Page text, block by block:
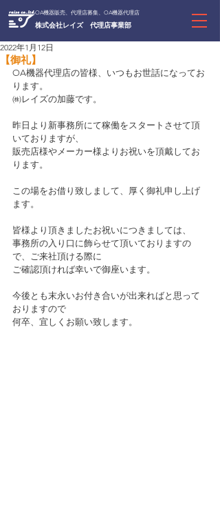
OA機器販売、代理店募集、OA機器代理店
株式会社レイズ 代理店事業部
【御礼】
2022年1月12日
OA機器代理店の皆様、いつもお世話になってお
ります。
㈱レイズの加藤です。
昨日より新事務所にて稼働をスタートさせて頂
いておりますが、
販売店様やメーカー様よりお祝いを頂戴してお
ります。
この場をお借り致しまして、厚く御礼申し上げ
ます。
皆様より頂きましたお祝いにつきましては、
事務所の入り口に飾らせて頂いておりますの
で、ご来社頂ける際に
ご確認頂ければ幸いで御座います。
今後とも末永いお付き合いが出来ればと思って
おりますので
何卒、宜しくお願い致します。